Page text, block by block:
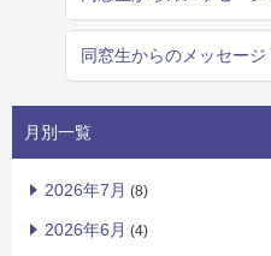
同窓生からのメッセージ
月別一覧
2026年7月 (8)
2026年6月 (4)